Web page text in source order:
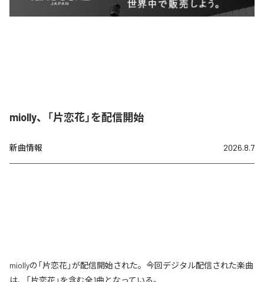
miolly、「片恋花」を配信開始
新曲情報 2026.8.7
miollyの「片恋花」が配信開始された。今回デジタル配信された楽曲
は、「片恋花」を含む全1曲となっている。